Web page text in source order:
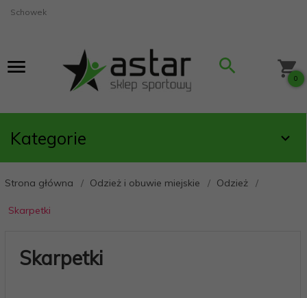
Schowek
0
Kategorie
Strona główna Odzież i obuwie miejskie Odzież
Skarpetki
Skarpetki